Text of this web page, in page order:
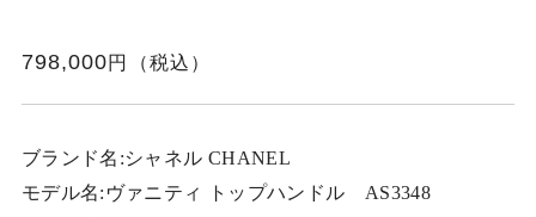
798,000
ブランド名:シャネル CHANEL
モデル名:ヴァニティ トップハンドル AS3348